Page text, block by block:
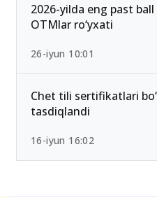
2026-yilda eng past
OTMlar ro‘yxati
26-iyun 10:01
Chet tili sertifikatlari
tasdiqlandi
16-iyun 16:02